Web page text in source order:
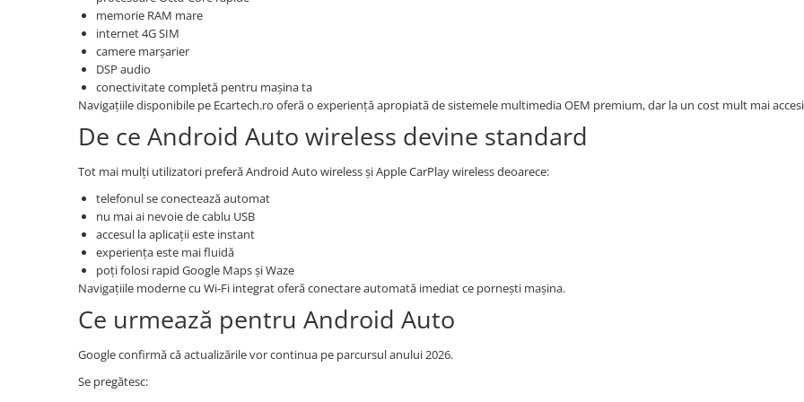
memorie RAM mare
internet 4G SIM
camere marșarier
DSP audio
conectivitate completă pentru mașina ta
Navigațiile disponibile pe Ecartech.ro oferă o experiență apropiată de sistemele multimedia OEM premium, dar la un cost mult mai
De ce Android Auto wireless devine standard
Tot mai mulți utilizatori preferă Android Auto wireless și Apple CarPlay wireless deoarece:
telefonul se conectează automat
nu mai ai nevoie de cablu USB
accesul la aplicații este instant
experiența este mai fluidă
poți folosi rapid Google Maps și Waze
Navigațiile moderne cu Wi-Fi integrat oferă conectare automată imediat ce pornești mașina.
Ce urmează pentru Android Auto
Google confirmă că actualizările vor continua pe parcursul anului 2026.
Se pregătesc: